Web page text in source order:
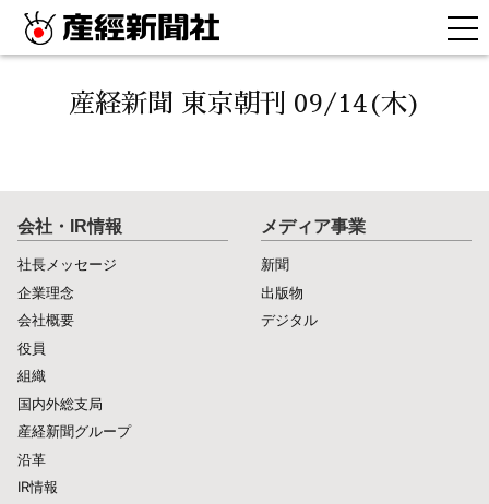
産経新聞 東京朝刊 09/14(木)
会社・IR情報
社長メッセージ
企業理念
会社概要
役員
組織
国内外総支局
産経新聞グループ
沿革
IR情報
メディア事業
新聞
出版物
デジタル